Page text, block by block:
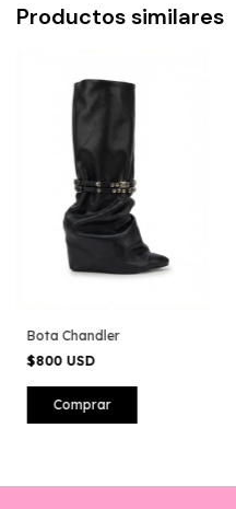
Productos similares
Bota Chandler
$800 USD
Comprar